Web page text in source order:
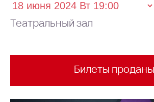
Театральный зал
Билеты проданы